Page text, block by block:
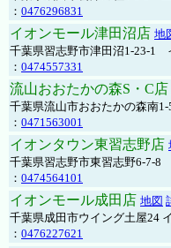
： 0476296831
イオンモール津田沼店 地
千葉県習志野市津田沼1-23-1
： 0474557331
流山おおたかの森S・C店
千葉県流山市おおたかの森南
： 0471563001
イオンタウン東習志野店
千葉県習志野市東習志野6-7-8
： 0474564101
イオンモール成田店 地図
千葉県成田市ウイング土屋24
： 0476227621